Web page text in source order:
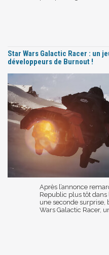
Star Wars Galactic Racer : un
développeurs de Burnout !
Après l’annonce
Republic plus tôt dans
une seconde
Wars Galactic Racer,